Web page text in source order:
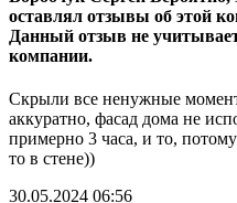
оставлял отзывы об этой
Данный отзыв не
компании.
Скрыли все ненужные
аккуратно, фасад дома не
примерно 3 часа, и то,
то в стене))
30.05.2024 06:56